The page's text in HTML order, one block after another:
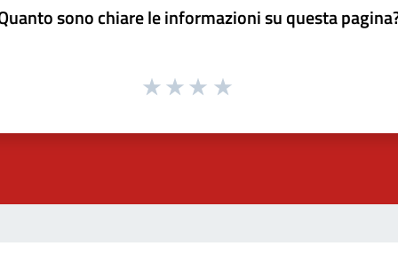
sono chiare le informazioni su questa